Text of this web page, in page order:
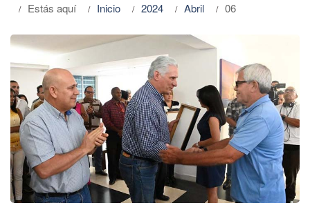
Estás aquí Inicio 2024 Abril 06